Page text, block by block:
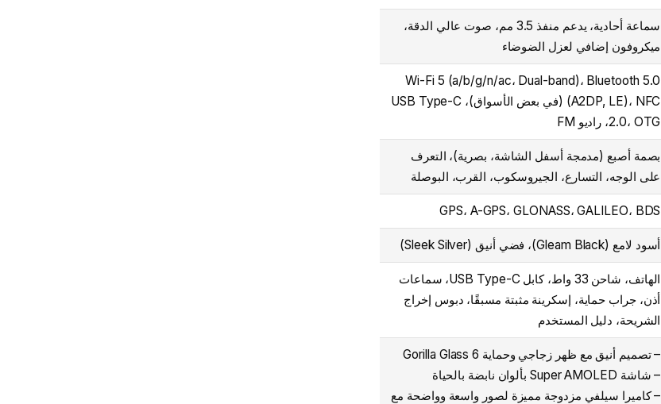
سماعة أحادية، يدعم منفذ 3.5 مم، صوت عالي الدقة،
ميكروفون إضافي لعزل الضوضاء
Wi-Fi 5 (a/b/g/n/ac، Dual-band)، Bluetooth 5.0
(A2DP, LE)، NFC (في بعض الأسواق)، USB Type-C
2.0، OTG، راديو FM
بصمة أصبع (مدمجة أسفل الشاشة، بصرية)، التعرف
على الوجه، التسارع، الجيروسكوب، القرب، البوصلة
GPS، A-GPS، GLONASS، GALILEO، BDS
أسود لامع (Gleam Black)، فضي أنيق (Sleek Silver)
الهاتف، شاحن 33 واط، كابل USB Type-C، سماعات
أذن، جراب حماية، إسكرينة مثبتة مسبقًا، دبوس إخراج
الشريحة، دليل المستخدم
– تصميم أنيق مع ظهر زجاجي وحماية Gorilla Glass 6
– شاشة Super AMOLED بألوان نابضة بالحياة
– كاميرا سيلفي مزدوجة مميزة لصور واسعة وواضحة مع